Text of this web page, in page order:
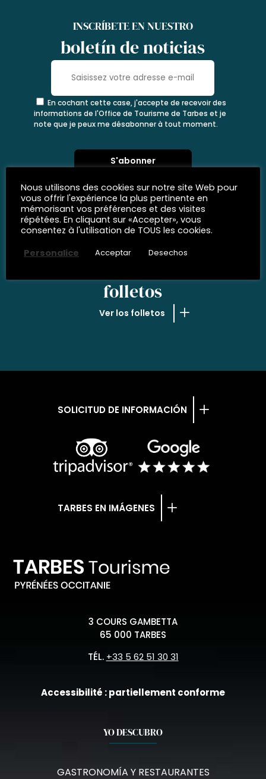
INSCRÍBETE EN NUESTRO
boletín de noticias
En cochant cette case, j'accepte de recevoir des
informations de l'Office de Tourisme de Tarbes et je
note que je peux me désabonner à tout moment.
folletos
Ver los folletos
SOLICITUD DE INFORMACIÓN
TARBES EN IMÁGENES
3 COURS GAMBETTA
65 000 TARBES
TÉL. +33 5 62 51 30 31
Accessibilité : partiellement conforme
YO DESCUBRO
GASTRONOMÍA Y RESTAURANTES
Nous utilisons des cookies sur notre site Web pour
vous offrir l'expérience la plus pertinente en
mémorisant vos préférences et des visites
répétées. En cliquant sur «Accepter», vous
consentez à l'utilisation de TOUS les cookies.
Personalice
Acceptar Desechos